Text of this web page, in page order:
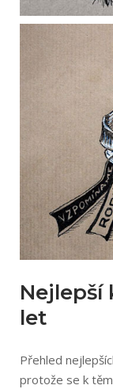
Nejlepší
let
Přehled
protože se k